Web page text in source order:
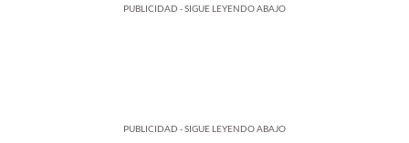
PUBLICIDAD - SIGUE LEYENDO ABAJO
PUBLICIDAD - SIGUE LEYENDO ABAJO